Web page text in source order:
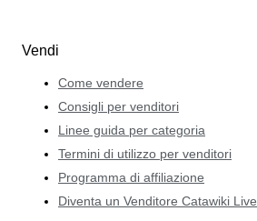
Vendi
Come vendere
Consigli per venditori
Linee guida per categoria
Termini di utilizzo per venditori
Programma di affiliazione
Diventa un Venditore Catawiki Live